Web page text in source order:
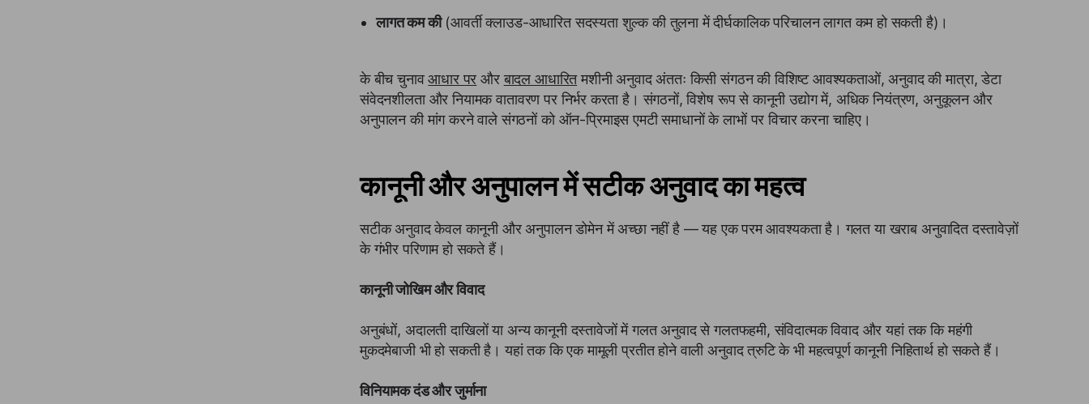
लागत कम की(आवर्ती क्लाउड-आधारित सदस्यता शुल्क की तुलना में दीर्घकालिक परिचालन लागत कम हो सकती है)।
के बीच चुनावआधार पर औरबादल आधारितमशीनी अनुवाद अंततः किसी संगठन की विशिष्ट आवश्यकताओं, अनुवाद की मात्रा, डेटा
संवेदनशीलता और नियामक वातावरण पर निर्भर करता है। संगठनों, विशेष रूप से कानूनी उद्योग में, अधिक नियंत्रण, अनुकूलन और
अनुपालन की मांग करने वाले संगठनों को ऑन-प्रिमाइस एमटी समाधानों के लाभों पर विचार करना चाहिए।
कानूनी और अनुपालन में सटीक अनुवाद का महत्व
सटीक अनुवाद केवल कानूनी और अनुपालन डोमेन में अच्छा नहीं है — यह एक परम आवश्यकता है। गलत या खराब अनुवादित दस्तावेज़ों
के गंभीर परिणाम हो सकते हैं।
कानूनी जोखिम और विवाद
अनुबंधों, अदालती दाखिलों या अन्य कानूनी दस्तावेजों में गलत अनुवाद से गलतफहमी, संविदात्मक विवाद और यहां तक कि महंगी
मुकदमेबाजी भी हो सकती है। यहां तक कि एक मामूली प्रतीत होने वाली अनुवाद त्रुटि के भी महत्वपूर्ण कानूनी निहितार्थ हो सकते हैं।
विनियामक दंड और जुर्माना